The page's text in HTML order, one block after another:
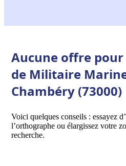
Aucune offre
de Militaire
Chambéry (73000)
Voici quelques conseils : essayez
l’orthographe ou élargissez votre
recherche.